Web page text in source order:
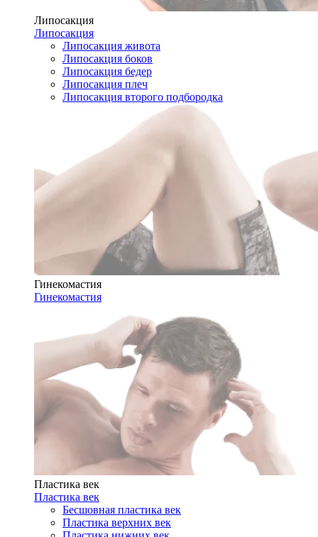
Липосакция
Липосакция
Липосакция живота
Липосакция боков
Липосакция бедер
Липосакция плеч
Липосакция второго подбородка
Гинекомастия
Гинекомастия
Пластика век
Пластика век
Бесшовная пластика век
Пластика верхних век